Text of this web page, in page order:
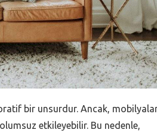
bir unsurdur. Ancak,
etkileyebilir. Bu nedenle,